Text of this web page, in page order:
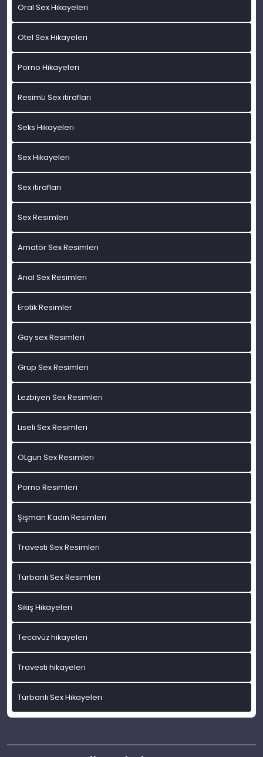
Oral Sex Hikayeleri
Otel Sex Hikayeleri
Porno Hikayeleri
ResimLi Sex itirafları
Seks Hikayeleri
Sex Hikayeleri
Sex itirafları
Sex Resimleri
Amatör Sex Resimleri
Anal Sex Resimleri
Erotik Resimler
Gay sex Resimleri
Grup Sex Resimleri
Lezbiyen Sex Resimleri
Liseli Sex Resimleri
OLgun Sex Resimleri
Porno Resimleri
Şişman Kadın Resimleri
Travesti Sex Resimleri
Türbanlı Sex Resimleri
Sikiş Hikayeleri
Tecavüz hikayeleri
Travesti hikayeleri
Türbanlı Sex Hikayeleri